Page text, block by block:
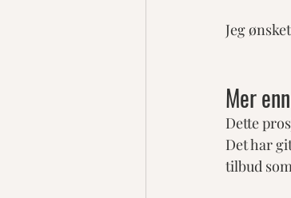
Jeg
Mer
Dette
Det har
tilbud